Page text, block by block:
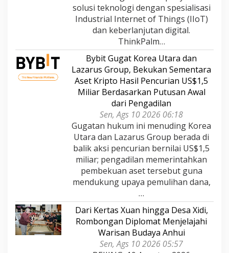
solusi teknologi dengan spesialisasi
Industrial Internet of Things (IIoT)
dan keberlanjutan digital.
ThinkPalm…
Bybit Gugat Korea Utara dan
Lazarus Group, Bekukan Sementara
Aset Kripto Hasil Pencurian US$1,5
Miliar Berdasarkan Putusan Awal
dari Pengadilan
Sen, Ags 10 2026 06:18
Gugatan hukum ini menuding Korea
Utara dan Lazarus Group berada di
balik aksi pencurian bernilai US$1,5
miliar; pengadilan memerintahkan
pembekuan aset tersebut guna
mendukung upaya pemulihan dana,
…
Dari Kertas Xuan hingga Desa Xidi,
Rombongan Diplomat Menjelajahi
Warisan Budaya Anhui
Sen, Ags 10 2026 05:57